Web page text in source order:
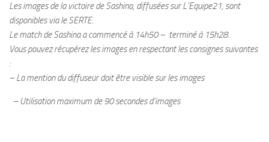
Les images de la victoire de Sashina, diffusées sur L’Equipe21, sont
disponibles via le SERTE.
Le match de Sashina a commencé à 14h50 – terminé à 15h28.
Vous pouvez récupérez les images en respectant les consignes suivantes
:
– La mention du diffuseur doit être visible sur les images
– Utilisation maximum de 90 secondes d’images